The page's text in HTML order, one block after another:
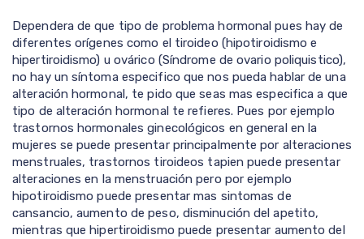
Dependera de que tipo de problema hormonal pues hay de
diferentes orígenes como el tiroideo (hipotiroidismo e
hipertiroidismo) u ovárico (Síndrome de ovario poliquistico),
no hay un síntoma especifico que nos pueda hablar de una
alteración hormonal, te pido que seas mas especifica a que
tipo de alteración hormonal te refieres. Pues por ejemplo
trastornos hormonales ginecológicos en general en la
mujeres se puede presentar principalmente por alteraciones
menstruales, trastornos tiroideos tapien puede presentar
alteraciones en la menstruación pero por ejemplo
hipotiroidismo puede presentar mas sintomas de
cansancio, aumento de peso, disminución del apetito,
mientras que hipertiroidismo puede presentar aumento del